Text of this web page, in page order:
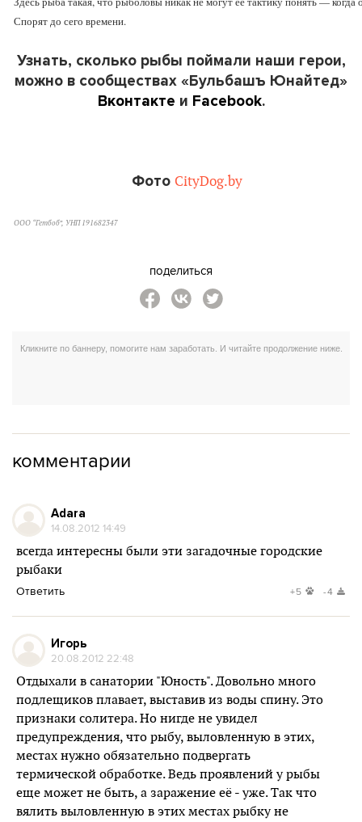
Спорят до сего времени.
Узнать, сколько рыбы поймали наши герои,
можно в сообществах «Бульбашъ Юнайтед»
Вконтакте и Facebook.
Фото CityDog.by
ООО “Гетбоб”, УНП 191682347
поделиться
комментарии
Adara
14.08.2012 14:49
всегда интересны были эти загадочные городские
рыбаки
Ответить +5 -4
Игорь
20.08.2012 22:48
Отдыхали в санатории "Юность". Довольно много
подлещиков плавает, выставив из воды спину. Это
признаки солитера. Но нигде не увидел
предупреждения, что рыбу, выловленную в этих,
местах нужно обязательно подвергать
термической обработке. Ведь проявлений у рыбы
еще может не быть, а заражение её - уже. Так что
вялить выловленную в этих местах рыбку не